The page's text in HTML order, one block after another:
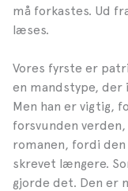
må forkastes. Ud
læses.
Vores fyrste er
en mandstype, der
Men han er vigtig,
forsvunden
romanen, fordi
skrevet længere.
gjorde det. Den er